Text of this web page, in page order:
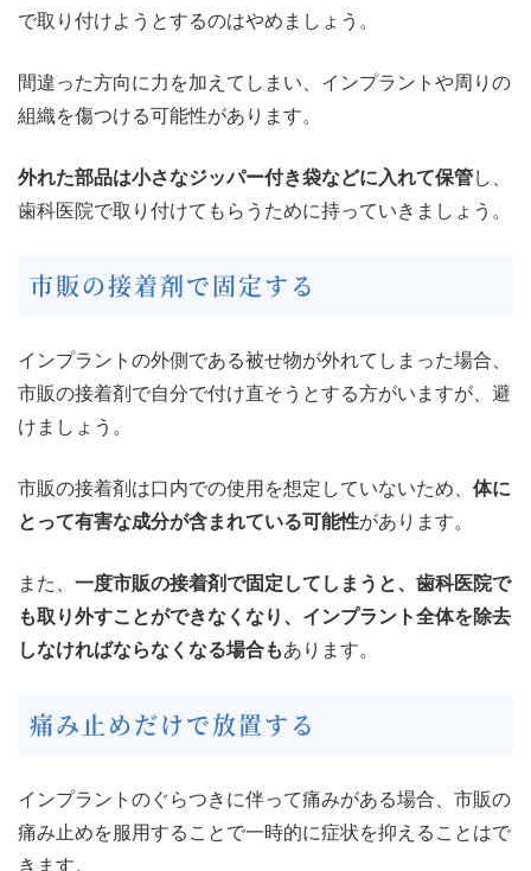
で取り付けようとするのはやめましょう。
間違った方向に力を加えてしまい、インプラントや周りの
組織を傷つける可能性があります。
外れた部品は小さなジッパー付き袋などに入れて保管し、
歯科医院で取り付けてもらうために持っていきましょう。
市販の接着剤で固定する
インプラントの外側である被せ物が外れてしまった場合、
市販の接着剤で自分で付け直そうとする方がいますが、避
けましょう。
市販の接着剤は口内での使用を想定していないため、 体に
とって有害な成分が含まれている可能性があります。
また、 一度市販の接着剤で固定してしまうと、歯科医院で
も取り外すことができなくなり、インプラント全体を除去
しなければならなくなる場合もあります。
痛み止めだけで放置する
インプラントのぐらつきに伴って痛みがある場合、市販の
痛み止めを服用することで一時的に症状を抑えることはで
きます。